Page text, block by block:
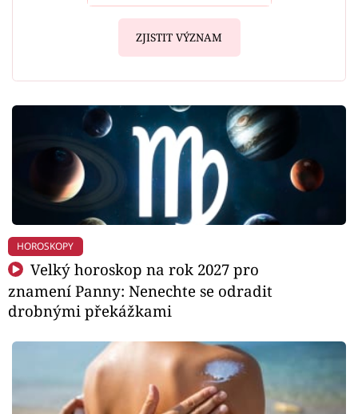
ZJISTIT VÝZNAM
HOROSKOPY
Velký horoskop na rok 2027 pro
znamení Panny: Nenechte se odradit
drobnými překážkami